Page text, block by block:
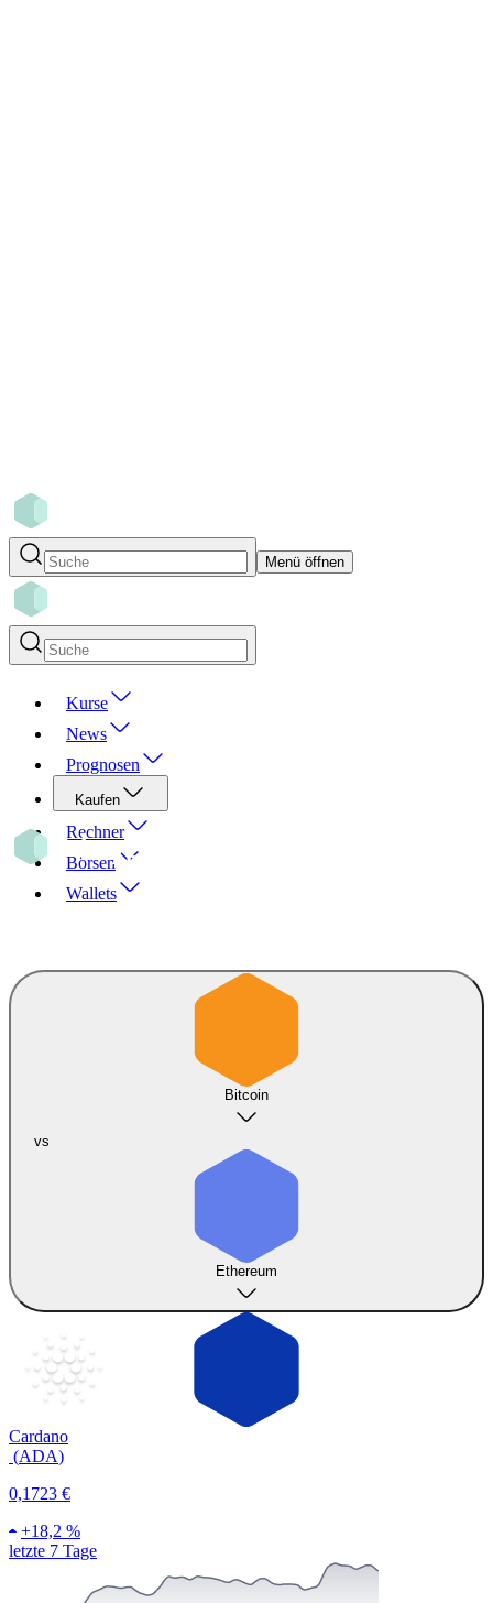
Menü öffnen
Kurse
News
Prognosen
Kaufen
Rechner
Börsen
Wallets
Bitcoin
vs
Ethereum
Cardano
(ADA)
0,1723 €
+18,2 %
letzte 7 Tage